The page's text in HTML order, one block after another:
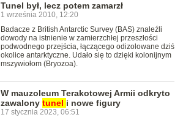
Tunel był, lecz potem zamarzł
1 września 2010, 12:20
Badacze z British Antarctic Survey (BAS) znaleźli
dowody na istnienie w zamierzchłej przeszłości
podwodnego przejścia, łączącego odizolowane dziś
okolice antarktyczne. Udało się to dzięki kolonijnym
mszywiołom (Bryozoa).
W mauzoleum Terakotowej Armii odkryto
zawalony tunel i nowe figury
17 stycznia 2023, 06:51